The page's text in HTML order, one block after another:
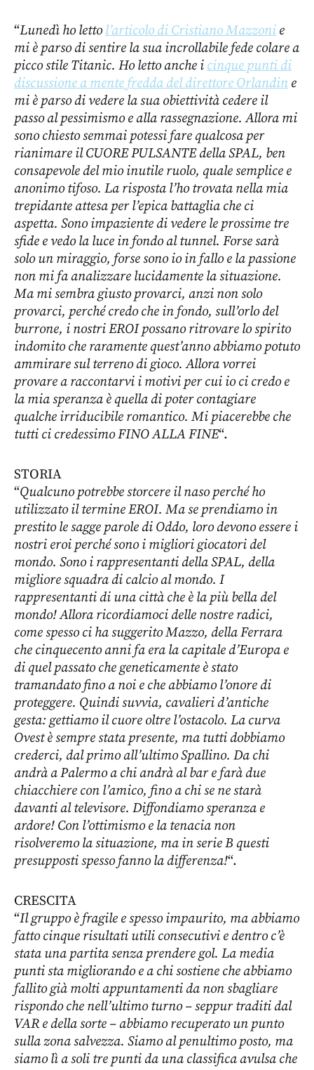
“Lunedì ho lettol’articolo di Cristiano Mazzoni e
mi è parso di sentire la sua incrollabile fede colare a
picco stile Titanic. Ho letto anche i cinque punti di
discussione a mente fredda del direttore Orlandin e
mi è parso di vedere la sua obiettività cedere il
passo al pessimismo e alla rassegnazione. Allora mi
sono chiesto semmai potessi fare qualcosa per
rianimare il CUORE PULSANTE della SPAL, ben
consapevole del mio inutile ruolo, quale semplice e
anonimo tifoso. La risposta l’ho trovata nella mia
trepidante attesa per l’epica battaglia che ci
aspetta. Sono impaziente di vedere le prossime tre
sfide e vedo la luce in fondo al tunnel. Forse sarà
solo un miraggio, forse sono io in fallo e la passione
non mi fa analizzare lucidamente la situazione.
Ma mi sembra giusto provarci, anzi non solo
provarci, perché credo che in fondo, sull’orlo del
burrone, i nostri EROI possano ritrovare lo spirito
indomito che raramente quest’anno abbiamo potuto
ammirare sul terreno di gioco. Allora vorrei
provare a raccontarvi i motivi per cui io ci credo e
la mia speranza è quella di poter contagiare
qualche irriducibile romantico. Mi piacerebbe che
tutti ci credessimo FINO ALLA FINE“.
STORIA
“Qualcuno potrebbe storcere il naso perché ho
utilizzato il termine EROI. Ma se prendiamo in
prestito le sagge parole di Oddo, loro devono essere i
nostri eroi perché sono i migliori giocatori del
mondo. Sono i rappresentanti della SPAL, della
migliore squadra di calcio al mondo. I
rappresentanti di una città che è la più bella del
mondo! Allora ricordiamoci delle nostre radici,
come spesso ci ha suggerito Mazzo, della Ferrara
che cinquecento anni fa era la capitale d’Europa e
di quel passato che geneticamente è stato
tramandato fino a noi e che abbiamo l’onore di
proteggere. Quindi suvvia, cavalieri d’antiche
gesta: gettiamo il cuore oltre l’ostacolo. La curva
Ovest è sempre stata presente, ma tutti dobbiamo
crederci, dal primo all’ultimo Spallino. Da chi
andrà a Palermo a chi andrà al bar e farà due
chiacchiere con l’amico, fino a chi se ne starà
davanti al televisore. Diffondiamo speranza e
ardore! Con l’ottimismo e la tenacia non
risolveremo la situazione, ma in serie B questi
presupposti spesso fanno la differenza!“.
CRESCITA
“Il gruppo è fragile e spesso impaurito, ma abbiamo
fatto cinque risultati utili consecutivi e dentro c’è
stata una partita senza prendere gol. La media
punti sta migliorando e a chi sostiene che abbiamo
fallito già molti appuntamenti da non sbagliare
rispondo che nell’ultimo turno – seppur traditi dal
VAR e della sorte – abbiamo recuperato un punto
sulla zona salvezza. Siamo al penultimo posto, ma
siamo lì a soli tre punti da una classifica avulsa che